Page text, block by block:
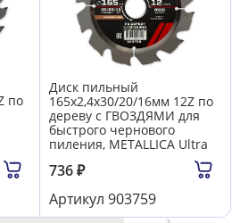
по
Диск пильный
165х2,4х30/20/16мм 12Z по
дереву c ГВОЗДЯМИ для
быстрого чернового
пиления, METALLICA Ultra
736₽
Артикул 903759